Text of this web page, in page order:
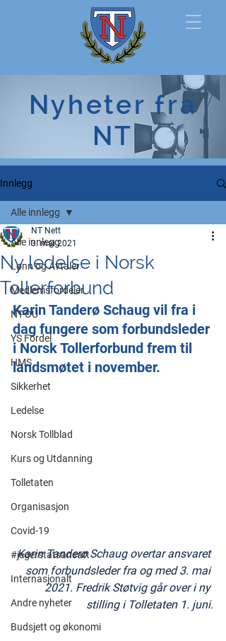
Tollerforbund
Nyheter fra
NT
Innlegg
Alle innlegg
Lønn og Avtaler
Medlemsfordeler
NT-OU
YS Fordel
HMS
Sikkerhet
Ledelse
Norsk Tollblad
Kurs og Utdanning
Tolletaten
Organisasjon
Covid-19
#jegerstatsansatt
Internasjonalt
Andre nyheter
Budsjett og økonomi
Alle innlegg
Ny ledelse i Norsk
Tollerforbund
NT Nett
3. mai 2021
Karin Tanderø Schaug vil fra i
dag fungere som forbundsleder
i Norsk Tollerforbund frem til
landsmøtet i november.
Karin Tanderø Schaug overtar ansvaret
som forbundsleder fra og med 3. mai
2021. Fredrik Støtvig går over i ny
stilling i Tolletaten 1. juni.